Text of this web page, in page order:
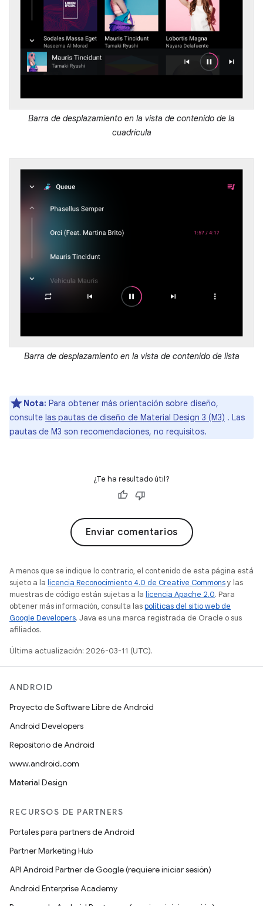
Barra de desplazamiento en la vista de contenido de la
cuadrícula
Barra de desplazamiento en la vista de contenido de lista
Nota: Para obtener más orientación sobre diseño,
consulte las pautas de diseño de Material Design 3 (M3) . Las
pautas de M3 son recomendaciones, no requisitos.
¿Te ha resultado útil?
Enviar comentarios
A menos que se indique lo contrario, el contenido de esta página está
sujeto a la licencia Reconocimiento 4.0 de Creative Commonsy las
muestras de código están sujetas a la licencia Apache 2.0. Para
obtener más información, consulta laspolíticas del sitio web de
Google Developers. Java es una marca registrada de Oracle o sus
afiliados.
Última actualización: 2026-03-11 (UTC).
ANDROID
Proyecto de Software Libre de Android
Android Developers
Repositorio de Android
www.android.com
Material Design
RECURSOS DE PARTNERS
Portales para partners de Android
Partner Marketing Hub
API Android Partner de Google (requiere iniciar sesión)
Android Enterprise Academy